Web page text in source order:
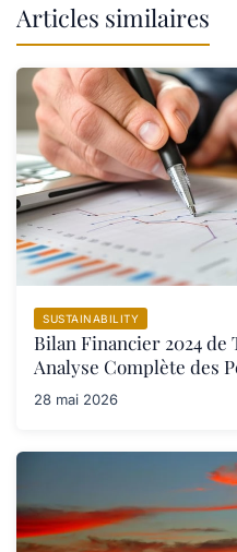
Articles similaires
SUSTAINABILITY
Bilan Financier 2024 de
Analyse Complète des
28 mai 2026